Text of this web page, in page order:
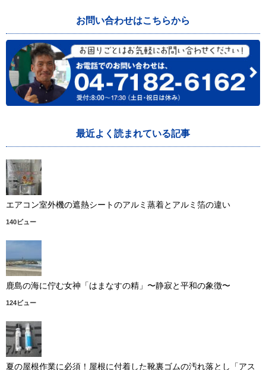
お問い合わせはこちらから
最近よく読まれている記事
エアコン室外機の遮熱シートのアルミ蒸着とアルミ箔の違い
140ビュー
鹿島の海に佇む女神「はまなすの精」〜静寂と平和の象徴〜
124ビュー
夏の屋根作業に必須！屋根に付着した靴裏ゴムの汚れ落とし「アス